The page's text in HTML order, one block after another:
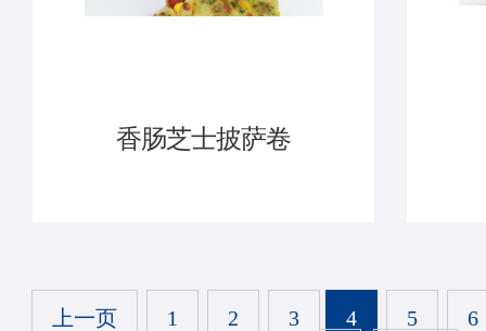
香肠芝士披萨卷
上一页 1 2 3 4 5
6